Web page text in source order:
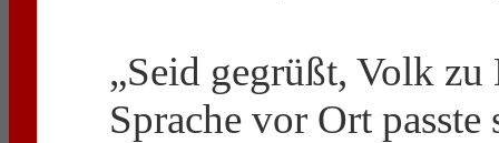
„Seid gegrüßt, Volk
Sprache vor Ort